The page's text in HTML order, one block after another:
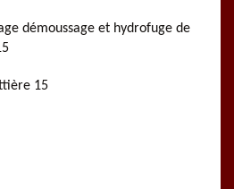
démoussage et hydrofuge de
15